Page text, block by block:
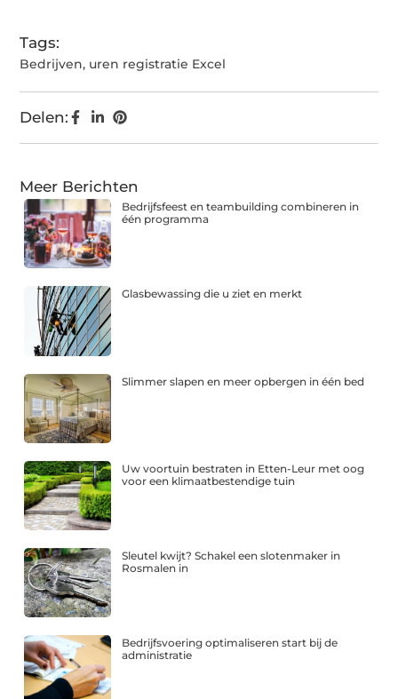
Tags:
Bedrijven, uren registratie Excel
Delen:
Meer Berichten
Bedrijfsfeest en teambuilding combineren in
één programma
Glasbewassing die u ziet en merkt
Slimmer slapen en meer opbergen in één bed
Uw voortuin bestraten in Etten-Leur met oog
voor een klimaatbestendige tuin
Sleutel kwijt? Schakel een slotenmaker in
Rosmalen in
Bedrijfsvoering optimaliseren start bij de
administratie